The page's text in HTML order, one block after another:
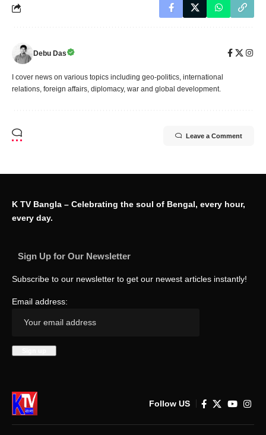
Debu Das
I cover news on various topics including geo-politics, international
relations, foreign affairs, diplomacy, war and global development.
Leave a Comment
K TV Bangla – Celebrating the soul of Bengal, every hour,
every day.
Sign Up for Our Newsletter
Subscribe to our newsletter to get our newest articles instantly!
Email address:
Follow US